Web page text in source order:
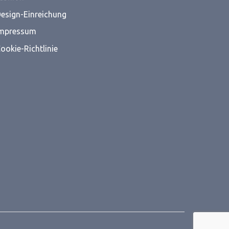
Einreichung
Richtlinie